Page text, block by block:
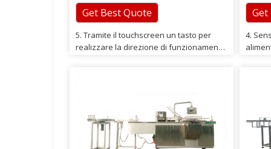
Get Best Quote
5. Tramite il touchscreen un tasto per
realizzare la direzione di funzionamento
riempimento di materiali ad alta e bassa
viscosità. 6. Interfaccia dinamica
umanizzata, l'utente a colpo d'occhio lo
stato di funzionamento della macchina.
Get
4.